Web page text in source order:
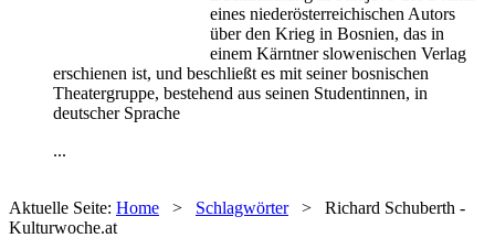
eines niederösterreichischen Autors
über den Krieg in Bosnien, das in
einem Kärntner slowenischen Verlag
erschienen ist, und beschließt es mit seiner bosnischen
Theatergruppe, bestehend aus seinen Studentinnen, in
deutscher Sprache
...
Aktuelle Seite: Home > Schlagwörter > Richard Schuberth -
Kulturwoche.at